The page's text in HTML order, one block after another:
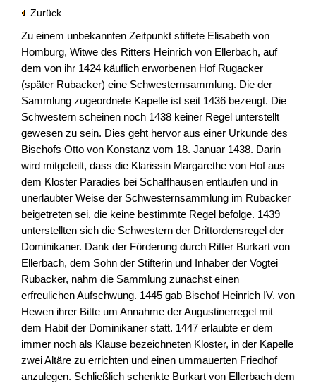
Zurück
Zu einem unbekannten Zeitpunkt stiftete Elisabeth von
Homburg, Witwe des Ritters Heinrich von Ellerbach, auf
dem von ihr 1424 käuflich erworbenen Hof Rugacker
(später Rubacker) eine Schwesternsammlung. Die der
Sammlung zugeordnete Kapelle ist seit 1436 bezeugt. Die
Schwestern scheinen noch 1438 keiner Regel unterstellt
gewesen zu sein. Dies geht hervor aus einer Urkunde des
Bischofs Otto von Konstanz vom 18. Januar 1438. Darin
wird mitgeteilt, dass die Klarissin Margarethe von Hof aus
dem Kloster Paradies bei Schaffhausen entlaufen und in
unerlaubter Weise der Schwesternsammlung im Rubacker
beigetreten sei, die keine bestimmte Regel befolge. 1439
unterstellten sich die Schwestern der Drittordensregel der
Dominikaner. Dank der Förderung durch Ritter Burkart von
Ellerbach, dem Sohn der Stifterin und Inhaber der Vogtei
Rubacker, nahm die Sammlung zunächst einen
erfreulichen Aufschwung. 1445 gab Bischof Heinrich IV. von
Hewen ihrer Bitte um Annahme der Augustinerregel mit
dem Habit der Dominikaner statt. 1447 erlaubte er dem
immer noch als Klause bezeichneten Kloster, in der Kapelle
zwei Altäre zu errichten und einen ummauerten Friedhof
anzulegen. Schließlich schenkte Burkart von Ellerbach dem